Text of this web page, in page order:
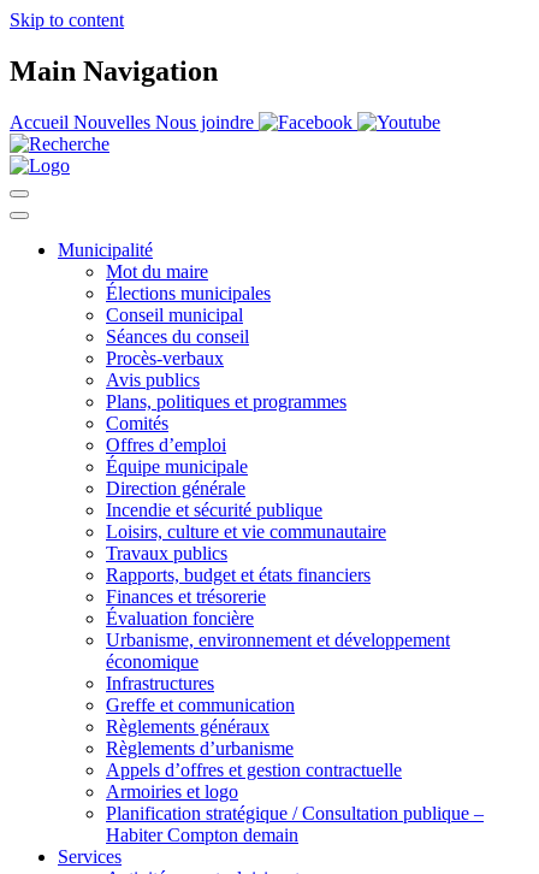
Skip to content
Main Navigation
Accueil Nouvelles Nous joindre
Municipalité
Mot du maire
Élections municipales
Conseil municipal
Séances du conseil
Procès-verbaux
Avis publics
Plans, politiques et programmes
Comités
Offres d’emploi
Équipe municipale
Direction générale
Incendie et sécurité publique
Loisirs, culture et vie communautaire
Travaux publics
Rapports, budget et états financiers
Finances et trésorerie
Évaluation foncière
Urbanisme, environnement et développement
économique
Infrastructures
Greffe et communication
Règlements généraux
Règlements d’urbanisme
Appels d’offres et gestion contractuelle
Armoiries et logo
Planification stratégique / Consultation publique –
Habiter Compton demain
Services